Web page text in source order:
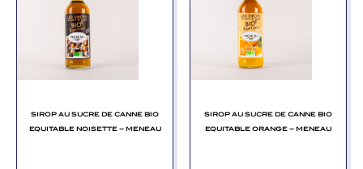
SIROP AU SUCRE DE CANNE BIO
EQUITABLE NOISETTE – MENEAU
SIROP AU SUCRE DE CANNE BIO
EQUITABLE ORANGE – MENEAU